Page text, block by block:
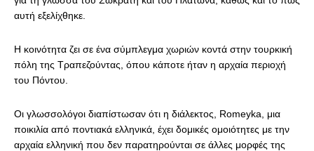
αυτή εξελίχθηκε.
Η κοινότητα ζει σε ένα σύμπλεγμα χωριών κοντά στην τουρκική
πόλη της Τραπεζούντας, όπου κάποτε ήταν η αρχαία περιοχή
του Πόντου.
Οι γλωσσολόγοι διαπίστωσαν ότι η διάλεκτος, Romeyka, μια
ποικιλία από ποντιακά ελληνικά, έχει δομικές ομοιότητες με την
αρχαία ελληνική που δεν παρατηρούνται σε άλλες μορφές της